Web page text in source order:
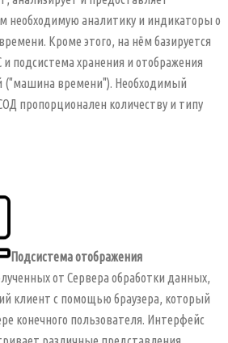
необходимую аналитику и индикаторы о
Кроме этого, на нём базируется
подсистема хранения и отображения
("машина времени"). Необходимый
пропорционален количеству и типу
Подсистема отображения
от Сервера обработки данных,
клиент с помощью браузера, который
конечного пользователя. Интерфейс